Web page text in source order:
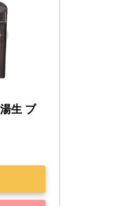
生 ブ